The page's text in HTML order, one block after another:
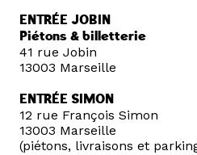
ENTRÉE JOBIN
Piétons & billetterie
41 rue Jobin
13003 Marseille
ENTRÉE SIMON
12 rue François Simon
13003 Marseille
(piétons, livraisons et